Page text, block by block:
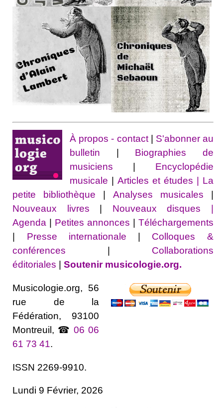
À propos - contact| S'abonner au
bulletin
Biographies de
musiciens
Encyclopédie
musicale |Articles et études | La
petite bibliothèque
Analyses musicales
Nouveaux livres
Nouveaux disques |
Agenda
Petites annonces
Téléchargements
Presse internationale
Colloques &
conférences
Collaborations
éditoriales |Soutenir musicologie.org.
Musicologie.org, 56
rue de la
Fédération, 93100
Montreuil, ☎06 06
61 73 41.
ISSN 2269-9910.
Lundi 9 Février, 2026